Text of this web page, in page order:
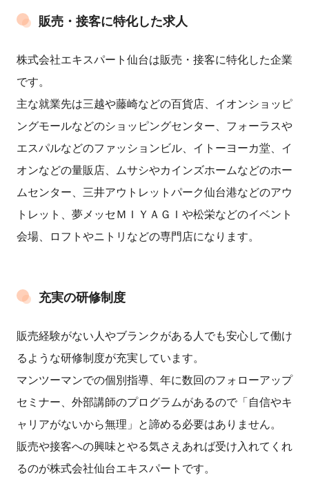
販売・接客に特化した求人
株式会社エキスパート仙台は販売・接客に特化した企業
です。
主な就業先は三越や藤崎などの百貨店、イオンショッピ
ングモールなどのショッピングセンター、フォーラスや
エスパルなどのファッションビル、イトーヨーカ堂、イ
オンなどの量販店、ムサシやカインズホームなどのホー
ムセンター、三井アウトレットパーク仙台港などのアウ
トレット、夢メッセＭＩＹＡＧＩや松栄などのイベント
会場、ロフトやニトリなどの専門店になります。
充実の研修制度
販売経験がない人やブランクがある人でも安心して働け
るような研修制度が充実しています。
マンツーマンでの個別指導、年に数回のフォローアップ
セミナー、外部講師のプログラムがあるので「自信やキ
ャリアがないから無理」と諦める必要はありません。
販売や接客への興味とやる気さえあれば受け入れてくれ
るのが株式会社仙台エキスパートです。